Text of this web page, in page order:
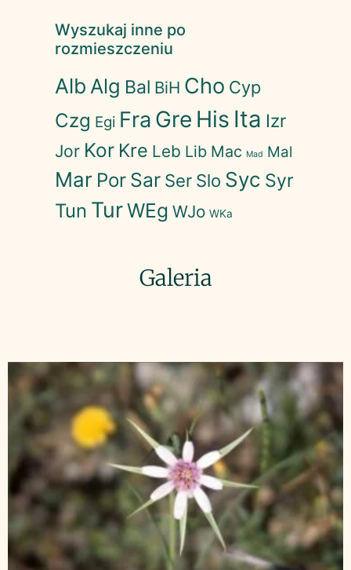
Wyszukaj inne po
rozmieszczeniu
Alb Alg Bal BiH Cho Cyp
Czg Egi Fra Gre His Ita Izr
Jor Kor Kre Leb Lib Mac Mad Mal
Mar Por Sar Ser Slo Syc Syr
Tun TurWEg WJo WKa
Galeria